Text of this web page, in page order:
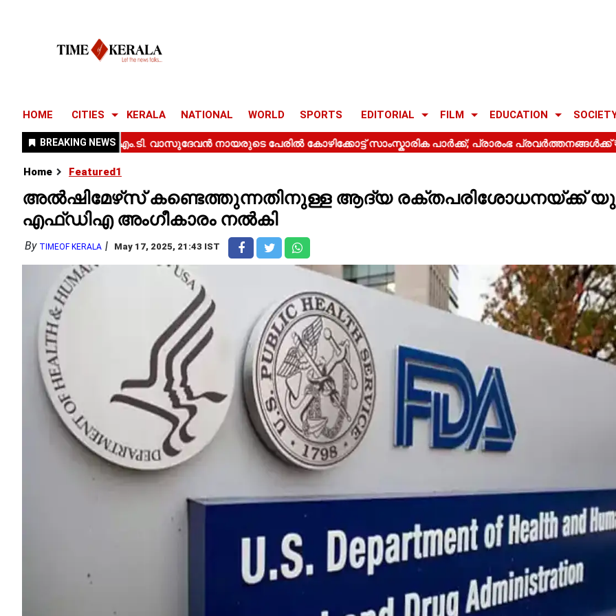
HOME CITIES KERALA NATIONAL WORLD SPORTS EDITORIAL FILM EDUCATION
Home Featured1
അൽഷിമേഴ്‌സ് കണ്ടെത്തുന്നതിനുള്ള ആദ്യ രക്തപരിശോധനയ്ക്ക്
എഫ്ഡിഎ അംഗീകാരം നൽകി
By TIMEOF KERALA May 17, 2025, 21:43 IST